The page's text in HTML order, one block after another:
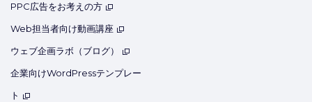
PPC広告をお考えの方
Web担当者向け動画講座
ウェブ企画ラボ（ブログ）
企業向けWordPressテンプレー
ト